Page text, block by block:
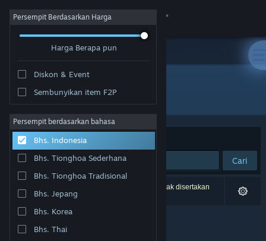
Login
Tentang
Bantuan
Ubah bahasa
Dapatkan Aplikasi Seluler Steam
Lihat situs web desktop
Persempit Berdasarkan Harga
Harga Berapa pun
Diskon & Event
Sembunyikan item F2P
Persempit berdasarkan bahasa
Bhs. Indonesia
Bhs. Tionghoa Sederhana
Bhs. Tionghoa Tradisional
Bhs. Jepang
Bhs. Korea
Bhs. Thai
Pengembang: Royex Studio
Berdasarkan Relevansi
Cari
0 hasil cocok dengan pencarianmu. 2 produk tidak disertakan
berdasarkan preferensimu.